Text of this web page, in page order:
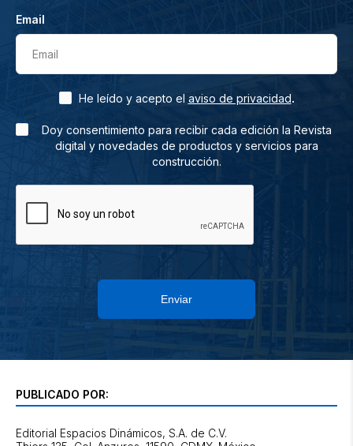
Email
Email
He leído y acepto el aviso de privacidad.
Doy consentimiento para recibir cada edición la Revista
digital y novedades de productos y servicios para
construcción.
Enviar
PUBLICADO POR:
Editorial Espacios Dinámicos, S.A. de C.V.